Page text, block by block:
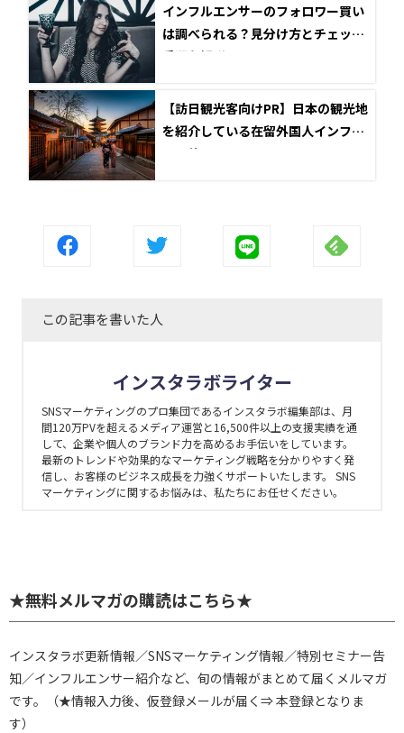
インフルエンサーのフォロワー買い
は調べられる？見分け方とチェック
手順を解説
【訪日観光客向けPR】日本の観光地
を紹介している在留外国人インフル
エンサー7選
この記事を書いた人
インスタラボライター
SNSマーケティングのプロ集団であるインスタラボ編集部は、月
間120万PVを超えるメディア運営と16,500件以上の支援実績を通
して、企業や個人のブランド力を高めるお手伝いをしています。
最新のトレンドや効果的なマーケティング戦略を分かりやすく発
信し、お客様のビジネス成長を力強くサポートいたします。 SNS
マーケティングに関するお悩みは、私たちにお任せください。
★無料メルマガの購読はこちら★
インスタラボ更新情報／SNSマーケティング情報／特別セミナー告
知／インフルエンサー紹介など、旬の情報がまとめて届くメルマガ
です。（★情報入力後、仮登録メールが届く⇒ 本登録となりま
す）